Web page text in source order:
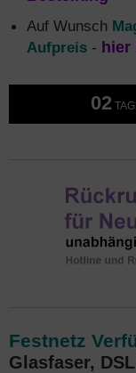
Auf Wunsch
Aufpreis - hier
02
Festnetz
Glasfaser,